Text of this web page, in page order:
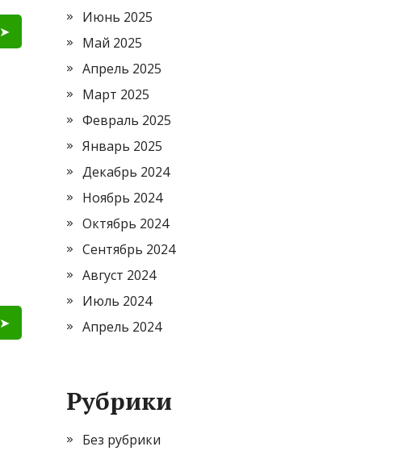
Июнь 2025
Май 2025
Апрель 2025
Март 2025
Февраль 2025
Январь 2025
Декабрь 2024
Ноябрь 2024
Октябрь 2024
Сентябрь 2024
Август 2024
Июль 2024
Апрель 2024
Рубрики
Без рубрики